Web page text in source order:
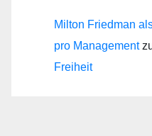
Milton Friedman
pro Management
Freiheit